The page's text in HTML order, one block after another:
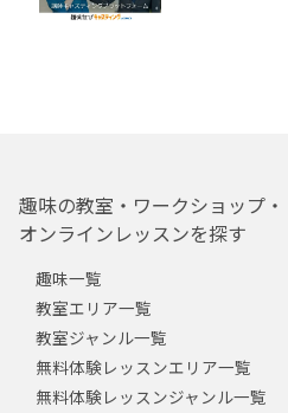
趣味の教室・ワークショップ・
オンラインレッスンを探す
趣味一覧
教室エリア一覧
教室ジャンル一覧
無料体験レッスンエリア一覧
無料体験レッスンジャンル一覧